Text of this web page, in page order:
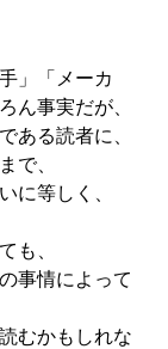
」「メーカ
ん事実だが、
ある読者に、
で、
に等しく、
も、
事情によって
むかもしれな